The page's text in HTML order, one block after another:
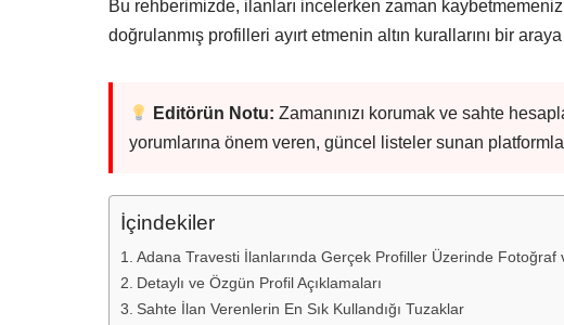
Bu rehberimizde, ilanları incelerken zaman kaybetmemeniz
doğrulanmış profilleri ayırt etmenin altın kurallarını bir
Editörün Notu: Zamanınızı korumak ve sahte
yorumlarına önem veren, güncel listeler sunan
İçindekiler
Adana Travesti İlanlarında Gerçek Profiller Üzerinde Fotoğraf
Detaylı ve Özgün Profil Açıklamaları
Sahte İlan Verenlerin En Sık Kullandığı Tuzaklar